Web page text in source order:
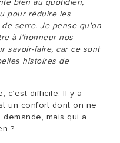
bien au quotidien,
pour réduire les
serre. Je pense qu'on
à l'honneur nos
savoir-faire, car ce sont
histoires de
c’est difficile. Il y a
un confort dont on ne
mais qui a
?